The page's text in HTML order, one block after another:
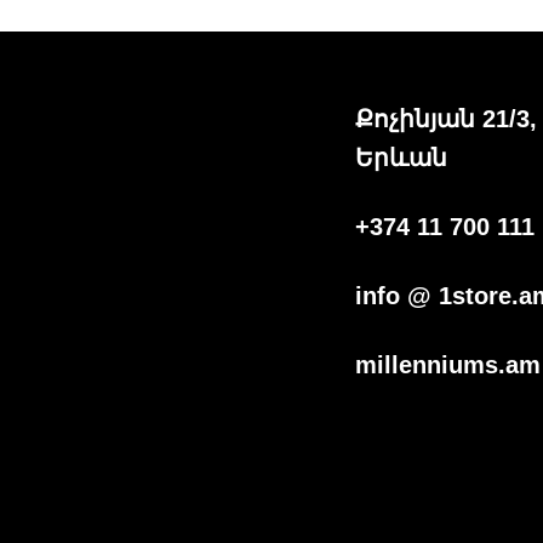
Քոչինյան 21/
Երևան
+374 11 700 111
info @
millenniums.am